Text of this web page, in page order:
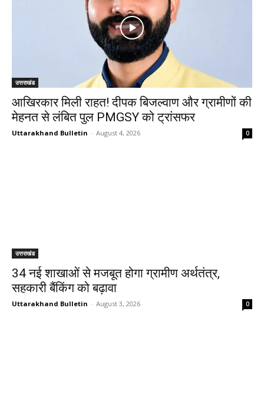
उत्तराखंड
आखिरकार मिली राहत! दीपक बिजल्वाण और ग्रामीणों की
मेहनत से लंबित पुल PMGSY को ट्रांसफर
Uttarakhand Bulletin - August 4, 2026 0
उत्तराखंड
34 नई शाखाओं से मजबूत होगा ग्रामीण अर्थतंत्र,
सहकारी बैंकिंग को बढ़ावा
Uttarakhand Bulletin - August 3, 2026 0